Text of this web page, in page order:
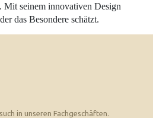
Mit seinem innovativen Design
das Besondere schätzt.
in unseren Fachgeschäften.